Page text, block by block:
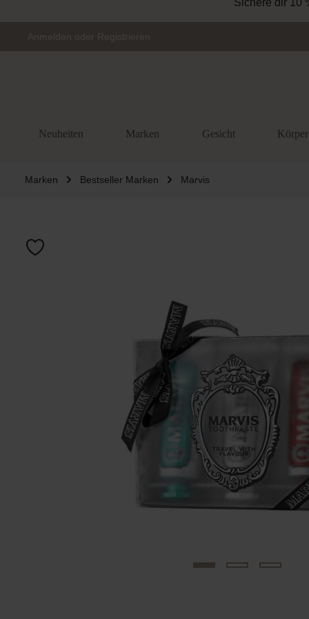
Sichere dir 10
Anmelden oder Registrieren
Neuheiten Marken Gesicht Körper
Marken Bestseller Marken Marvis